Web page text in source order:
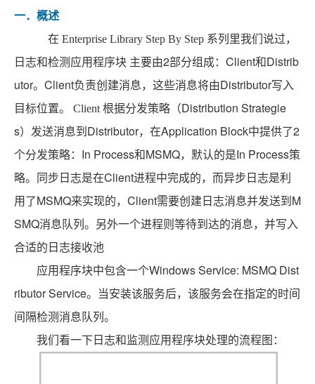
一．概述
在 Enterprise Library Step By Step 系列里我们说过，
日志和检测应用程序块 主要由2部分组成： Client和Distrib
utor。 Client负责创建消息，这些消息将由Distributor写入
目标位置。
Client 根据分发策略（Distribution Strategie
s）发送消息到 Distributor，在Application Block中提供了2
个分发策略： In Process和MSMQ，默认的是In Process策
略。同步日志是在Client进程中完成的，而异步日志是利
用了MSMQ来实现的， Client需要创建日志消息并发送到 M
SMQ消息队列。另外一个进程则等待到达的消息，并写入
合适的日志接收池
应用程序块中包含一个Windows Service: MSMQ Dist
ributor Service。当安装该服务后，该服务会在指定的时间
间隔检测消息队列。
我们看一下日志和监测应用程序块处理的流程图：